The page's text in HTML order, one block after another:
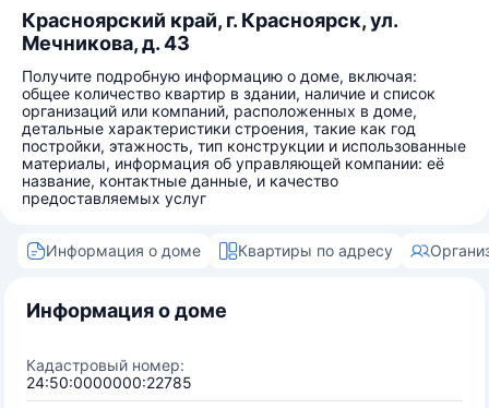
Красноярский край, г. Красноярск, ул.
Мечникова, д. 43
Получите подробную информацию о доме, включая:
общее количество квартир в здании, наличие и список
организаций или компаний, расположенных в доме,
детальные характеристики строения, такие как год
постройки, этажность, тип конструкции и использованные
материалы, информация об управляющей компании: её
название, контактные данные, и качество
предоставляемых услуг
Информация о доме Квартиры по адресу
Информация о доме
Кадастровый номер:
24:50:0000000:22785